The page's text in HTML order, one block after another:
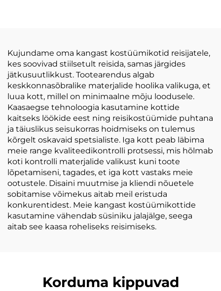
Kujundame oma kangast kostüümikotid reisijatele,
kes soovivad stiilsetult reisida, samas järgides
jätkusuutlikkust. Tootearendus algab
keskkonnasõbralike materjalide hoolika valikuga, et
luua kott, millel on minimaalne mõju loodusele.
Kaasaegse tehnoloogia kasutamine kottide
kaitseks löökide eest ning reisikostüümide puhtana
ja täiuslikus seisukorras hoidmiseks on tulemus
kõrgelt oskavaid spetsialiste. Iga kott peab läbima
meie range kvaliteedikontrolli protsessi, mis hõlmab
koti kontrolli materjalide valikust kuni toote
lõpetamiseni, tagades, et iga kott vastaks meie
ootustele. Disaini muutmise ja kliendi nõuetele
sobitamise võimekus aitab meil eristuda
konkurentidest. Meie kangast kostüümikottide
kasutamine vähendab süsiniku jalajälge, seega
aitab see kaasa roheliseks reisimiseks.
Korduma kippuvad